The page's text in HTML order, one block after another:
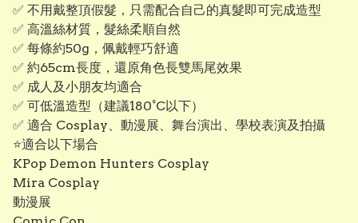
✅ 不用戴整頂假髮，只需配合自己的真髮即可完成造型
✅ 高溫絲材質，髮絲柔順自然
✅ 每條約50g，佩戴輕巧舒適
✅ 約65cm長度，還原角色長雙馬尾效果
✅ 成人及小朋友均適合
✅ 可低溫造型（建議180°C以下）
✅ 適合 Cosplay、動漫展、舞台演出、學校表演及拍攝
⭐適合以下場合
KPop Demon Hunters Cosplay
Mira Cosplay
動漫展